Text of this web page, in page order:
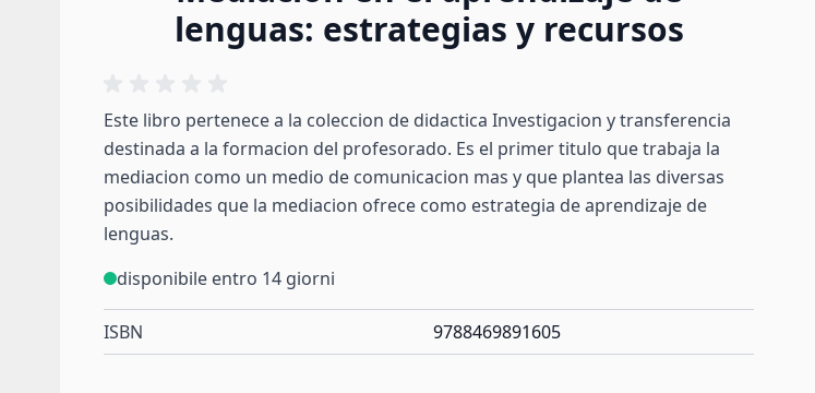
lenguas: estrategias y recursos
Este libro pertenece a la coleccion de didactica Investigacion y transferencia
destinada a la formacion del profesorado. Es el primer titulo que trabaja la
mediacion como un medio de comunicacion mas y que plantea las diversas
posibilidades que la mediacion ofrece como estrategia de aprendizaje de
lenguas.
disponibile entro 14 giorni
ISBN 9788469891605